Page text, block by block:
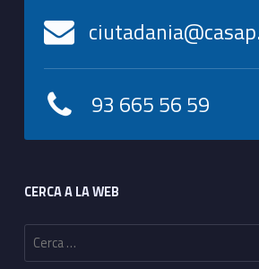
93 665 56 59
CERCA A LA WEB
Cerca: